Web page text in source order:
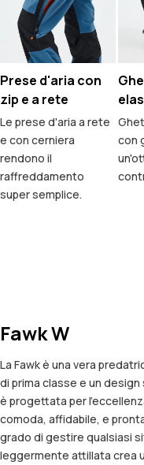
Prese d'aria con
zip e a rete
Le prese d'aria a rete
e con cerniera
rendono il
raffreddamento
super semplice.
con
Fawk W
La Fawk è una vera
di prima classe e un
è progettata per
comoda, affidabile, e
grado di gestire qualsiasi
leggermente attillata crea